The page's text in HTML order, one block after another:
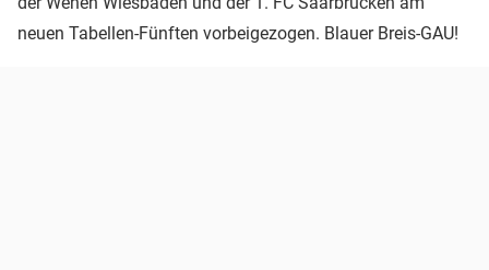
neuen Tabellen-Fünften vorbeigezogen. Blauer Breis-GAU!